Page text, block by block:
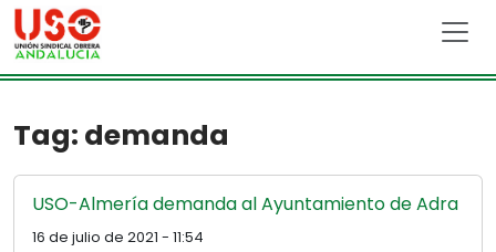
Skip to main content
Tag: demanda
USO-Almería demanda al Ayuntamiento de Adra
16 de julio de 2021 - 11:54